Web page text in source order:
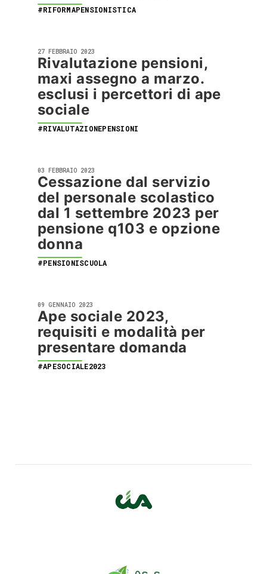
#RIFORMAPENSIONISTICA
27 FEBBRAIO 2023
Rivalutazione pensioni,
maxi assegno a marzo.
esclusi i percettori di ape
sociale
#RIVALUTAZIONEPENSIONI
03 FEBBRAIO 2023
Cessazione dal servizio
del personale scolastico
dal 1 settembre 2023 per
pensione q103 e opzione
donna
#PENSIONISCUOLA
09 GENNAIO 2023
Ape sociale 2023,
requisiti e modalità per
presentare domanda
#APESOCIALE2023